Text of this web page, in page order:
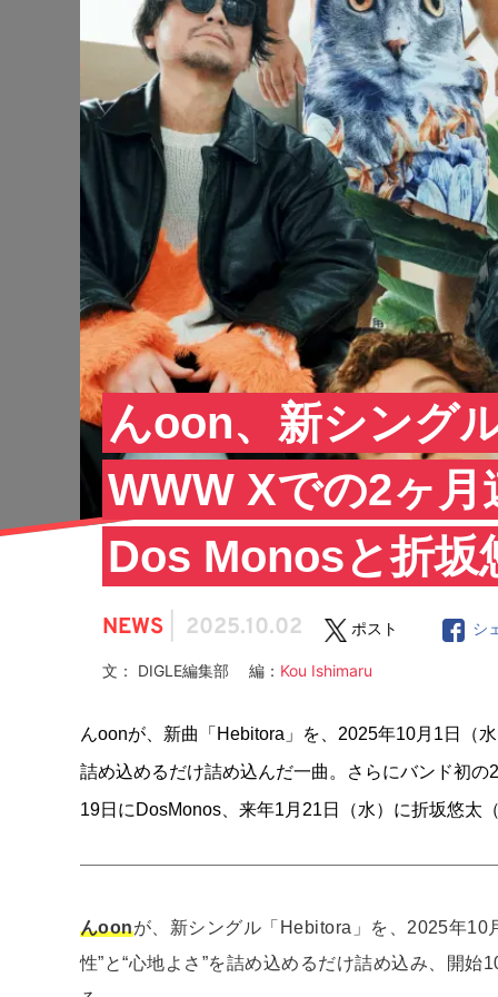
んoon、新シング
WWW Xでの2ヶ
Dos Monosと折坂
NEWS 2025.10.02 ポスト シ
文： DIGLE編集部 編： Kou Ishimaru
んoonが、新曲「Hebitora」を、2025年10月1日（
詰め込めるだけ詰め込んだ一曲。さらにバンド初
19日にDosMonos、来年1月21日（水）に折坂悠太
んoonが、新シングル「Hebitora」を、2025年10
性”と“心地よさ”を詰め込めるだけ詰め込み、開